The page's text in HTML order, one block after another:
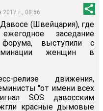
2017 г., 08:56
(Швейцария), где
заседание
форума, выступили с
женщин в
релизе движения,
"от имени всех
SOS давосским
красные дымовые